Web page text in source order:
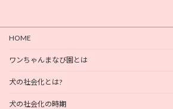
HOME
ワンちゃんまなび園とは
犬の社会化とは?
犬の社会化の時期